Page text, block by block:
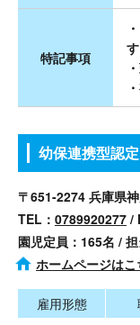
特記事項
す
幼保連携型認
〒651-2274 兵庫県
TEL： 0789920277 /
園児定員：165名 /
ホームページはこ
雇用形態